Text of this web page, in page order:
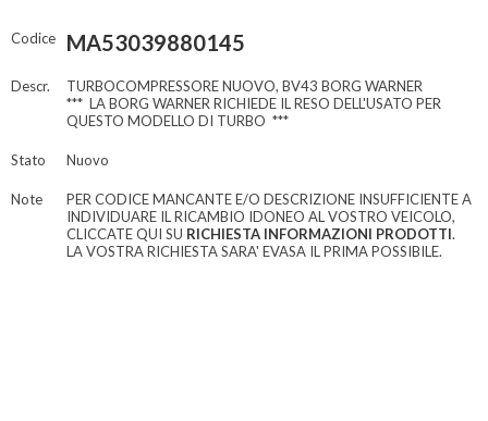
Codice MA53039880145
Descr.
TURBOCOMPRESSORE NUOVO, BV43 BORG WARNER
*** LA BORG WARNER RICHIEDE IL RESO DELL'USATO PER
QUESTO MODELLO DI TURBO ***
Stato Nuovo
Note
PER CODICE MANCANTE E/O DESCRIZIONE INSUFFICIENTE A
INDIVIDUARE IL RICAMBIO IDONEO AL VOSTRO VEICOLO,
CLICCATE QUI SU RICHIESTA INFORMAZIONI PRODOTTI.
LA VOSTRA RICHIESTA SARA' EVASA IL PRIMA POSSIBILE.